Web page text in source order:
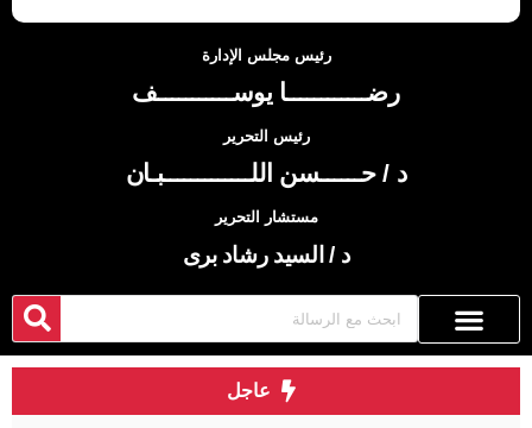
رئيس مجلس الإدارة
رضــــــــــــا يوســـــــــــف
رئيس التحرير
د / حــــــسن اللـــــــــــــبـان
مستشار التحرير
د / السيد رشاد برى
عاجل